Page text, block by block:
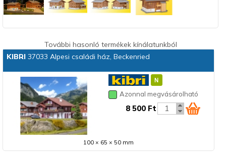
További hasonló termékek kínálatunkból
KIBRI37033 Alpesi családi ház, Beckenried
Azonnal megvásárolható
8 500 Ft
100 × 65 × 50 mm